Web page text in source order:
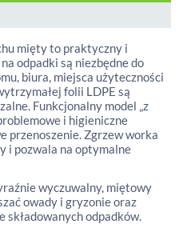
mięty to praktyczny i
odpadki są niezbędne do
biura, miejsca użyteczności
folii LDPE są
Funkcjonalny model „z
i higieniczne
przenoszenie. Zgrzew worka
i pozwala na optymalne
wyczuwalny, miętowy
owady i gryzonie oraz
składowanych odpadków.